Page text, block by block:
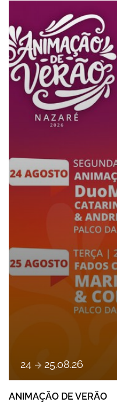
24 e 25.08.26
ANIMAÇÃO DE VERÃO